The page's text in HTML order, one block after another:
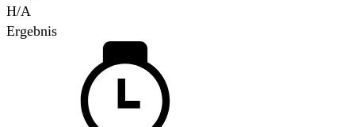
H/A
Ergebnis